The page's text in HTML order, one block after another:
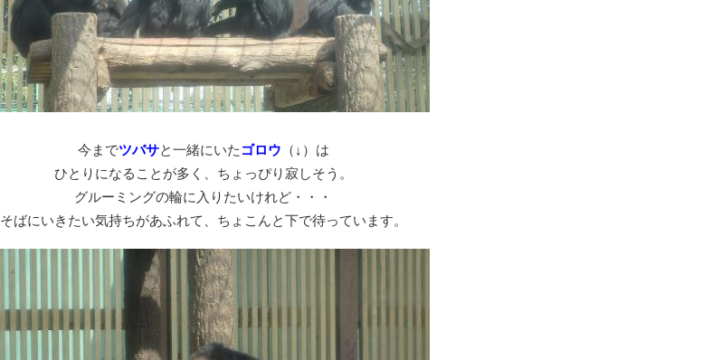
今までツバサと一緒にいた ゴロウ （↓）は
ひとりになることが多く、ちょっぴり寂しそう。
グルーミングの輪に入りたいけれど・・・
そばにいきたい気持ちがあふれて、ちょこんと下で待っています。